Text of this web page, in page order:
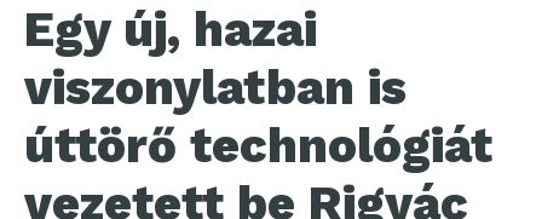
Egy új, hazai
viszonylatban is
úttörő technológiát
vezetett be Rigyác